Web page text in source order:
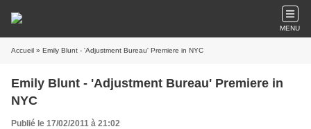
MENU
Accueil » Emily Blunt - 'Adjustment Bureau' Premiere in NYC
Emily Blunt - 'Adjustment Bureau' Premiere in
NYC
Publié le 17/02/2011 à 21:02